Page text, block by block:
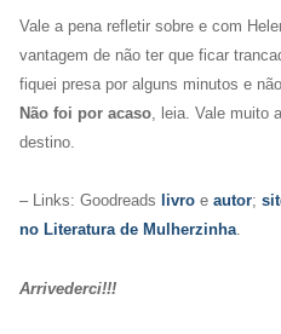
Vale a pena refletir sobre e com
vantagem de não ter que ficar
fiquei presa por alguns minutos e
Não foi por acaso , leia. Vale muito
destino.
– Links: Goodreads livro e autor;
no Literatura de Mulherzinha.
Arrivederci!!!